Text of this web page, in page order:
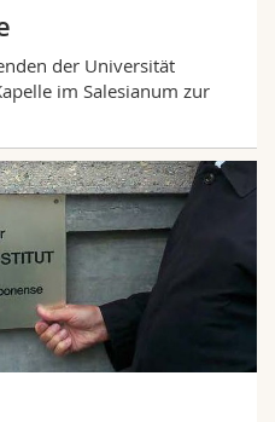
der Universität
im Salesianum zur